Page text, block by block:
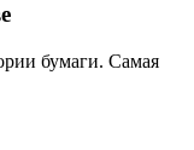
бумаги. Самая